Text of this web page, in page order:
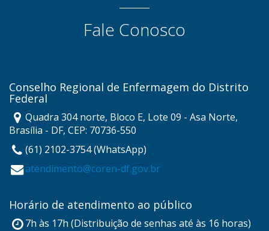
Fale Conosco
Conselho Regional de Enfermagem do Distrito
Federal
Quadra 304 norte, Bloco E, Lote 09 - Asa Norte,
Brasília - DF, CEP: 70736-550
(61) 2102-3754 (WhatsApp)
atendimento@coren-df.gov.br
Horário de atendimento ao público
7h às 17h (Distribuição de senhas até às 16 horas)